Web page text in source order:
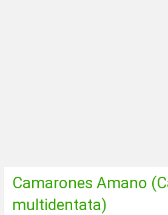
Camarones Amano
multidentata)